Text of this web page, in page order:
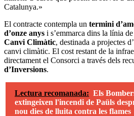
Catalunya.»
El contracte contempla un termini
d’onze anys i s’emmarca dins la línia
Canvi Climàtic, destinada a projectes
canvi climàtic. El cost restant de la
directament el Consorci a través dels
d’Inversions.
Lectura recomanada: Els
extingeixen l'incendi de Paüls
nou dies de lluita contra les flames